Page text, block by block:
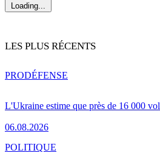
Loading...
LES PLUS RÉCENTS
L'Ukraine estime que près de 16 000
06.08.2026
PRODÉFENSE
POLITIQUE